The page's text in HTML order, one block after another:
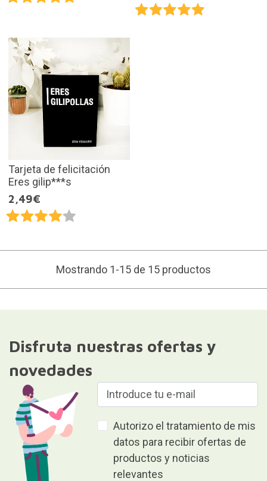
Tarjeta de felicitación
Eres gilip***s
2,49€
Mostrando 1-15 de 15 productos
Disfruta nuestras ofertas y
novedades
Autorizo el tratamiento de mis
datos para recibir ofertas de
productos y noticias
relevantes